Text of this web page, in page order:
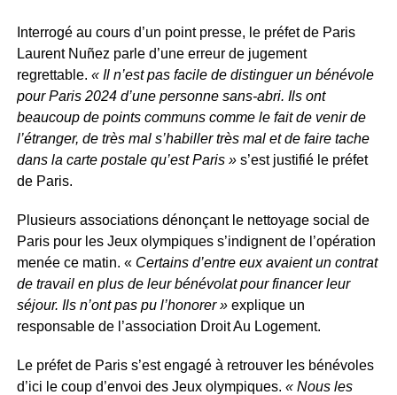
Interrogé au cours d’un point presse, le préfet de Paris
Laurent Nuñez parle d’une erreur de jugement
regrettable. « Il n’est pas facile de distinguer un bénévole
pour Paris 2024 d’une personne sans-abri. Ils ont
beaucoup de points communs comme le fait de venir de
l’étranger, de très mal s’habiller très mal et de faire tache
dans la carte postale qu’est Paris » s’est justifié le préfet
de Paris.
Plusieurs associations dénonçant le nettoyage social de
Paris pour les Jeux olympiques s’indignent de l’opération
menée ce matin. «Certains d’entre eux avaient un contrat
de travail en plus de leur bénévolat pour financer leur
séjour. Ils n’ont pas pu l’honorer » explique un
responsable de l’association Droit Au Logement.
Le préfet de Paris s’est engagé à retrouver les bénévoles
d’ici le coup d’envoi des Jeux olympiques. « Nous les